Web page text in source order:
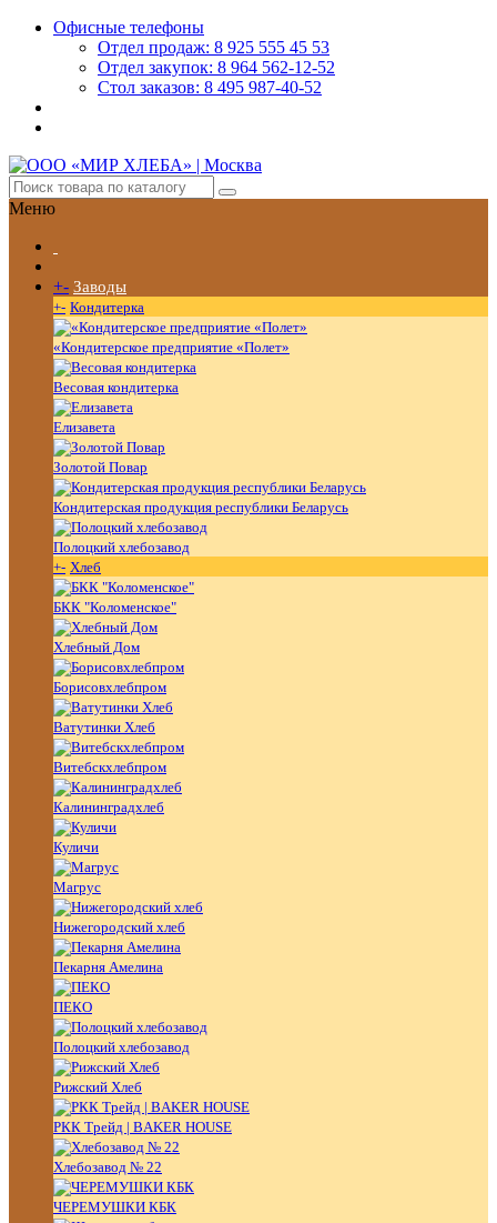
Офисные телефоны
Отдел продаж: 8 925 555 45 53
Отдел закупок: 8 964 562-12-52
Стол заказов: 8 495 987-40-52
Меню
+- Заводы
+- Кондитерка
«Кондитерское предприятие «Полет»
Весовая кондитерка
Елизавета
Золотой Повар
Кондитерская продукция республики Беларусь
Полоцкий хлебозавод
+- Хлеб
БКК "Коломенское"
Хлебный Дом
Борисовхлебпром
Ватутинки Хлеб
Витебскхлебпром
Калининградхлеб
Куличи
Магрус
Нижегородский хлеб
Пекарня Амелина
ПЕКО
Полоцкий хлебозавод
Рижский Хлеб
РКК Трейд | BAKER HOUSE
Хлебозавод № 22
ЧЕРЕМУШКИ КБК